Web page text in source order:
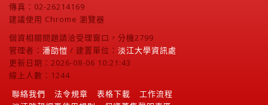
傳真：02-26214169
建議使用 Chrome 瀏覽器
個資相關問題請洽受理窗口，分機2799
管理者： 潘劭愷 / 建置單位： 淡江大學資訊處
更新日期：2026-08-06 10:21:43
線上人數：1244
聯絡我們
法令規章 表格下載
工作流程